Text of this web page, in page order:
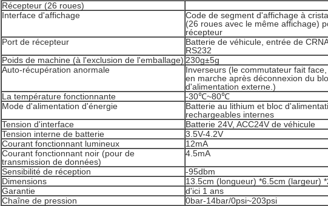
Récepteur (26 roues)
Interface d'affichage
Code de segment d'affichage à
(26 roues avec le même affichage)
récepteur
Port de récepteur
Batterie de véhicule, entrée de
RS232
Poids de machine (à l'exclusion de l'emballage) 230g±5g
Auto-récupération anormale
Inverseurs (le commutateur fait
en marche après déconnexion du
d'alimentation externe.)
La température fonctionnante
-30℃~80℃
Mode d'alimentation d'énergie
Batterie au lithium et bloc
rechargeables internes
Tension d'interface
Batterie 24V, ACC24V de véhicule
Tension interne de batterie
3.5V-4.2V
Courant fonctionnant lumineux
12mA
Courant fonctionnant noir (pour de
transmission de données)
4.5mA
Sensibilité de réception
-95dbm
Dimensions
13.5cm (longueur) *6.5cm (largeur)
Garantie
d'ici 1 ans
Chaîne de pression
0bar-14bar/0psi~203psi